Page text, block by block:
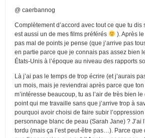
@ caerbannog
Complètement d’accord avec tout ce que tu dis
est aussi un de mes films préférés
). Après
pas mal de points je pense (que j’arrive pas
en partie parce que je connais pas assez bien
États-Unis à l’époque au niveau des rapports
Là j’ai pas le temps de trop écrire (et j’aurais
un mois, mais je reviendrai après parce que
m’intéresse beaucoup, tu as l’air de très bien
point qui me travaille sans que j’arrive trop à
pourquoi avoir choisi de faire subir
personnage blanc de peau (Sarah Jane) ? J’ai
tordu (mais ça l’est peut-être pas…). Parce que